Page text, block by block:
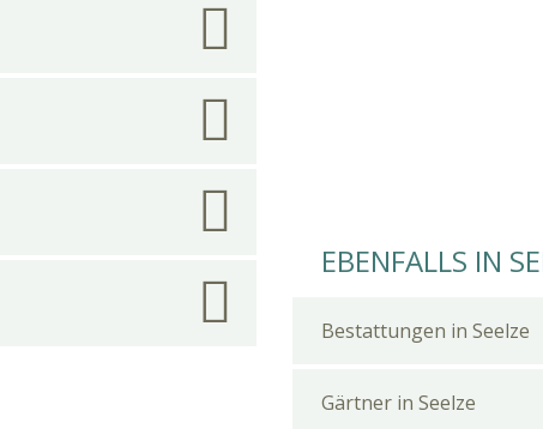
EBENFALLS IN
Bestattungen in Seelze
Gärtner in Seelze